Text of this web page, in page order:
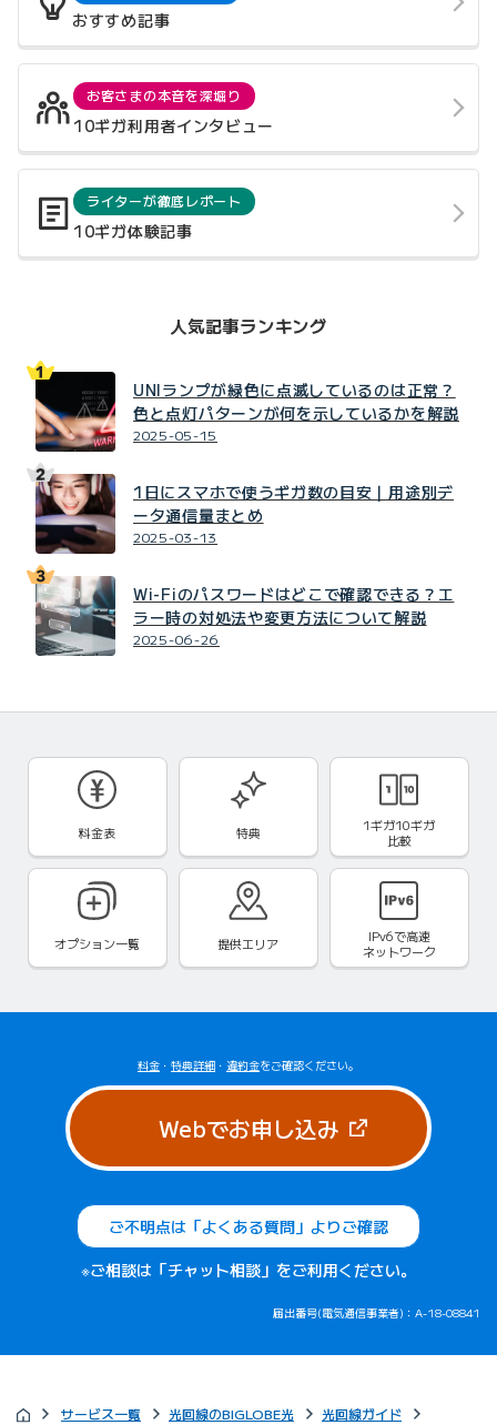
おすすめ記事
お客さまの本音を深堀り
10ギガ利用者インタビュー
ライターが徹底レポート
10ギガ体験記事
人気記事ランキング
UNIランプが緑色に点滅しているのは正常？
色と点灯パターンが何を示しているかを解説
2025-05-15
1日にスマホで使うギガ数の目安｜用途別デ
ータ通信量まとめ
2025-03-13
Wi-Fiのパスワードはどこで確認できる？エ
ラー時の対処法や変更方法について解説
2025-06-26
料金表 特典
1ギガ10ギガ
比較
オプション一覧 提供エリア IPv6で高速
ネットワーク
料金 ・ 特典詳細 ・ 違約金をご確認ください。
Webでお申し込み（新しいタブ
ご不明点は「よくある質問」よりご確認
※ご相談は「チャット相談」をご利用ください。
届出番号(電気通信事業者)：A-18-08841
サービス一覧 光回線のBIGLOBE光
光回線ガイド